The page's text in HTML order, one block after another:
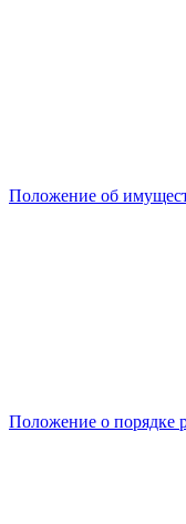
Положение об
Положение о